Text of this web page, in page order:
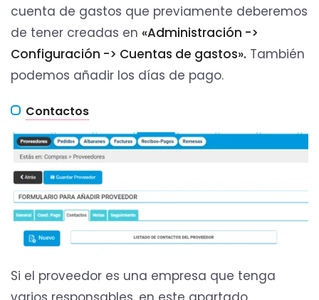
cuenta de gastos que previamente deberemos
de tener creadas en «Administración ->
Configuración -> Cuentas de gastos». También
podemos añadir los días de pago.
Contactos
Si el proveedor es una empresa que tenga